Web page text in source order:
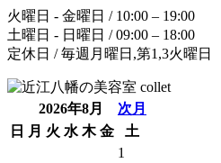
火曜日 - 金曜日 / 10:00 – 19:00
土曜日 - 日曜日 / 09:00 – 18:00
定休日 / 毎週月曜日,第1,3火曜日
2026年8月
次月
日
月 火 水 木 金
土
1